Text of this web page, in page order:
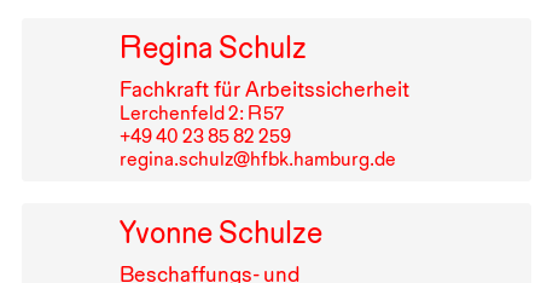
Regina Schulz
Fachkraft für Arbeitssicherheit
Lerchenfeld 2: R⁠ ⁠57
+49⁠ ⁠40⁠ ⁠23⁠ ⁠85⁠ ⁠82⁠ ⁠259
regina.schulz@hfbk.hamburg.de
Yvonne Schulze
Beschaffungs- und